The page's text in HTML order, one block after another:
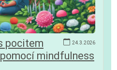
24.3.2026
pocitem
mindfulness